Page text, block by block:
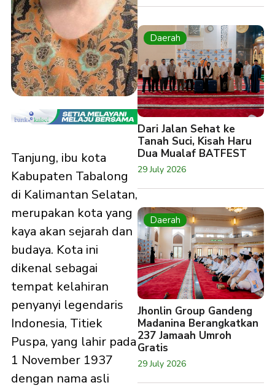
Tanjung, ibu kota
Kabupaten Tabalong
di Kalimantan Selatan,
merupakan kota yang
kaya akan sejarah dan
budaya. Kota ini
dikenal sebagai
tempat kelahiran
penyanyi legendaris
Indonesia, Titiek
Puspa, yang lahir pada
1 November 1937
dengan nama asli
Daerah
Dari Jalan Sehat ke
Tanah Suci, Kisah Haru
Dua Mualaf BATFEST
29 July 2026
Daerah
Jhonlin Group Gandeng
Madanina Berangkatkan
237 Jamaah Umroh
Gratis
29 July 2026